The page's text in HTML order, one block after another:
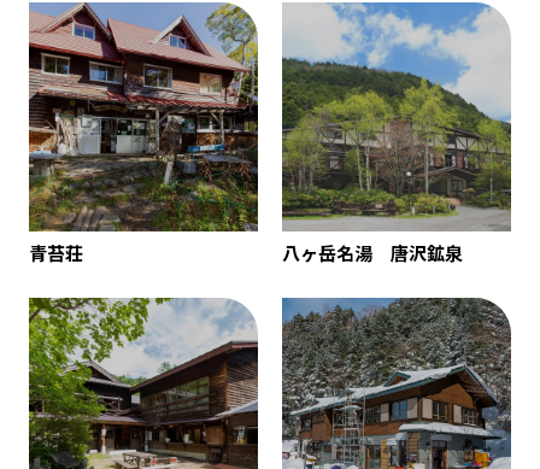
青苔荘 八ヶ岳名湯 唐沢鉱泉